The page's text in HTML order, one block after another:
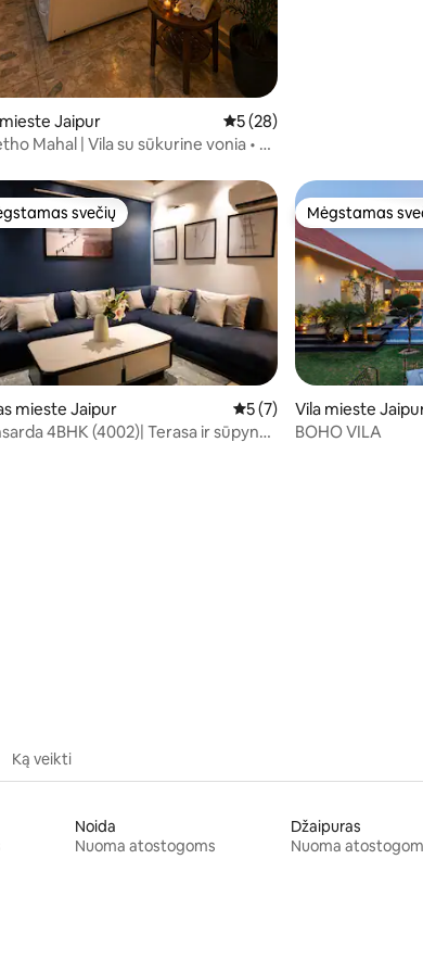
Jaipur Vidutinis įvertinimas: 5 iš 5,
5 (28)
Mahal | Vila su sūkurine vonia • 4
Hawa Mahal
4,96 iš 5, atsiliepimų: 72
svečių
svečių
mieste Jaipur Vidutinis įvertinimas: 5 iš
5 (7)
4BHK (4002)| Terasa ir sūpynės
Mėgstamas
Mėgstamas
Vila mieste
BOHO VILA
Ką veikti
Noida
Nuoma atostogoms
Džaipuras
Nuoma